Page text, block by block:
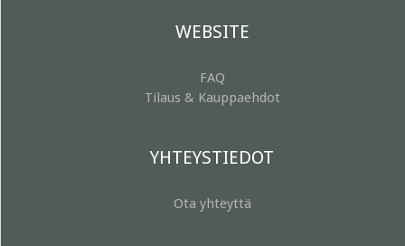
WEBSITE
FAQ
Tilaus & Kauppaehdot
YHTEYSTIEDOT
Ota yhteyttä